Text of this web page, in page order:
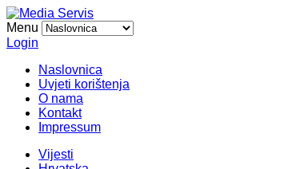
Menu
Login
Naslovnica
Uvjeti korištenja
O nama
Kontakt
Impressum
Vijesti